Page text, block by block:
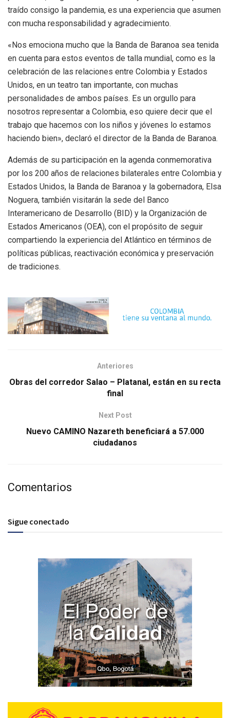
traído consigo la pandemia, es una experiencia que asumen
con mucha responsabilidad y agradecimiento.
«Nos emociona mucho que la Banda de Baranoa sea tenida
en cuenta para estos eventos de talla mundial, como es la
celebración de las relaciones entre Colombia y Estados
Unidos, en un teatro tan importante, con muchas
personalidades de ambos países. Es un orgullo para
nosotros representar a Colombia, eso quiere decir que el
trabajo que hacemos con los niños y jóvenes lo estamos
haciendo bien», declaró el director de la Banda de Baranoa.
Además de su participación en la agenda conmemorativa
por los 200 años de relaciones bilaterales entre Colombia y
Estados Unidos, la Banda de Baranoa y la gobernadora, Elsa
Noguera, también visitarán la sede del Banco
Interamericano de Desarrollo (BID) y la Organización de
Estados Americanos (OEA), con el propósito de seguir
compartiendo la experiencia del Atlántico en términos de
políticas públicas, reactivación económica y preservación
de tradiciones.
Anteriores
Obras del corredor Salao – Platanal, están en su recta
final
Next Post
Nuevo CAMINO Nazareth beneficiará a 57.000
ciudadanos
Comentarios
Sigue conectado